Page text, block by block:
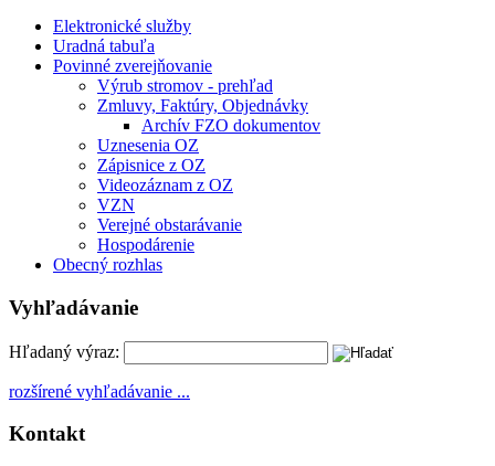
Elektronické služby
Uradná tabuľa
Povinné zverejňovanie
Výrub stromov - prehľad
Zmluvy, Faktúry, Objednávky
Archív FZO dokumentov
Uznesenia OZ
Zápisnice z OZ
Videozáznam z OZ
VZN
Verejné obstarávanie
Hospodárenie
Obecný rozhlas
Vyhľadávanie
Hľadaný výraz:
rozšírené vyhľadávanie ...
Kontakt